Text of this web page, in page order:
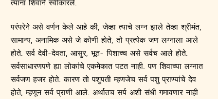
परंपरेने असे वर्णन केले आहे की, जेव्हा त्याचे लग्न झाले तेव्हा श्रीमंत,
सामान्य, अनामिक असे जे कोणी होते, तो प्रत्येक जण लग्नाला आले
होते. सर्व देवी-देवता, आसुर, भूत- पिशाच्च असे सर्वच आले होते.
सर्वसाधारणपणे ह्या लोकांचे एकमेकात पटत नाही. पण शिवाच्या लग्नात
सर्वजण हजर होते. कारण तो पशुपती म्हणजेच सर्व पशु प्राण्यांचे देव
होते, म्हणून सर्व प्राणी आले. अर्थातच सर्प अशी संधी गमावणार नाही